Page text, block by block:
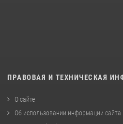
ПРАВОВАЯ И ТЕХНИЧЕСКАЯ
О сайте
Об использовании информации сайта